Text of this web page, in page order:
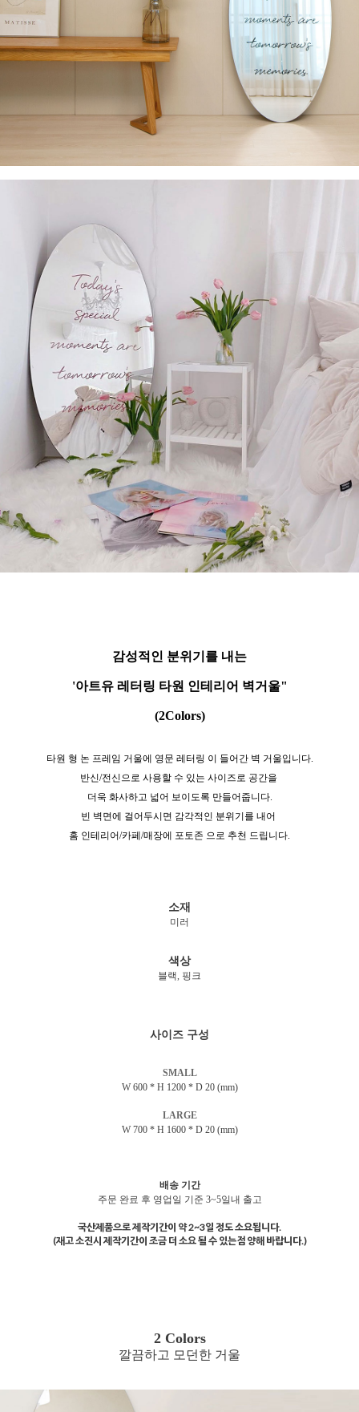
감성적인 분위기를 내는
'아트유 레터링 타원 인테리어 벽거울"
(2Colors)
타원 형 논 프레임 거울에 영문 레터링 이 들어간 벽 거울입니다.
반신/전신으로 사용할 수 있는 사이즈로 공간을
더욱 화사하고 넓어 보이도록 만들어줍니다.
빈 벽면에 걸어두시면 감각적인 분위기를 내어
홈 인테리어/카페/매장에 포토존 으로 추천 드립니다.
소재
미러
색상
블랙, 핑크
사이즈 구성
SMALL
W 600 * H 1200 * D 20 (mm)
LARGE
W 700 * H 1600 * D 20 (mm)
배송 기간
주문 완료 후 영업일 기준 3~5일내 출고
국산제품으로 제작기간이 약 2~3일 정도 소요됩니다.
(재고 소진시 제작기간이 조금 더 소요 될 수 있는점 양해 바랍니다.)
2 Colors
깔끔하고 모던한 거울